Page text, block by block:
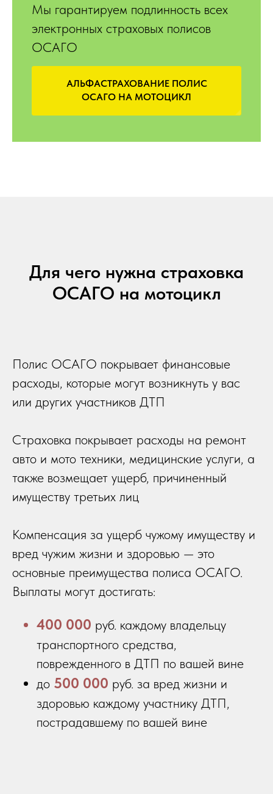
Мы гарантируем подлинность всех
электронных страховых полисов
ОСАГО
АЛЬФАСТРАХОВАНИЕ ПОЛИС
ОСАГО НА МОТОЦИКЛ
Для чего нужна страховка
ОСАГО на мотоцикл
Полис ОСАГО покрывает финансовые
расходы, которые могут возникнуть у вас
или других участников ДТП
Страховка покрывает расходы на ремонт
авто и мото техники, медицинские услуги, а
также возмещает ущерб, причиненный
имуществу третьих лиц
Компенсация за ущерб чужому имуществу и
вред чужим жизни и здоровью — это
основные преимущества полиса ОСАГО.
Выплаты могут достигать:
400 000 руб. каждому владельцу
транспортного средства,
поврежденного в ДТП по вашей вине
до 500 000 руб. за вред жизни и
здоровью каждому участнику ДТП,
пострадавшему по вашей вине